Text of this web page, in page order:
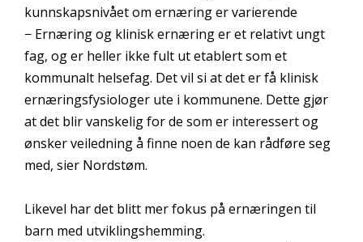
kunnskapsnivået om ernæring er varierende
− Ernæring og klinisk ernæring er et relativt ungt
fag, og er heller ikke fult ut etablert som et
kommunalt helsefag. Det vil si at det er få klinisk
ernæringsfysiologer ute i kommunene. Dette gjør
at det blir vanskelig for de som er interessert og
ønsker veiledning å finne noen de kan rådføre seg
med, sier Nordstøm.
Likevel har det blitt mer fokus på ernæringen til
barn med utviklingshemming.